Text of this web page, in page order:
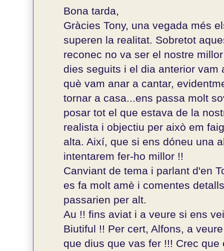
Bona tarda,
Gràcies Tony, una vegada més
superen la realitat. Sobretot
reconec no va ser el nostre
dies seguits i el dia anterior vam
què vam anar a cantar,
tornar a casa...ens passa molt
posar tot el que estava de la
realista i objectiu per això em
alta. Així, que si ens dóneu una
intentarem fer-ho millor !!
Canviant de tema i parlant d'en
es fa molt amè i comentes
passarien per alt.
Au !! fins aviat i a veure si ens
Biutiful !! Per cert, Alfons, a
que dius que vas fer !!! Crec